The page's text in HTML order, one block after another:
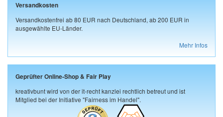
Versandkosten
Versandkostenfrei ab 80 EUR nach Deutschland, ab 200 EUR in
ausgewählte EU-Länder.
Mehr Infos
Geprüfter Online-Shop & Fair Play
kreativbunt wird von der it-recht kanzlei rechtlich betreut und ist
Mitglied bei der Initiative "Fairness im Handel".